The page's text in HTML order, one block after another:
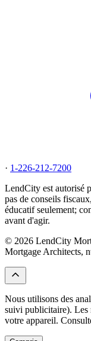
· 1-226-212-7200
LendCity est autorisé
pas de conseils
éducatif seulement;
avant d'agir.
© 2026 LendCity
Mortgage Architects,
Nous utilisons des
suivi publicitaire). Les
votre appareil.